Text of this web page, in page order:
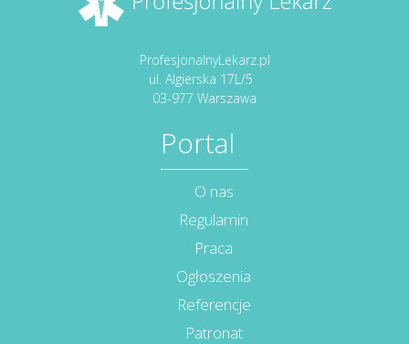
ProfesjonalnyLekarz.pl
ul. Algierska 17L/5
03-977 Warszawa
Portal
O nas
Regulamin
Praca
Ogłoszenia
Referencje
Patronat